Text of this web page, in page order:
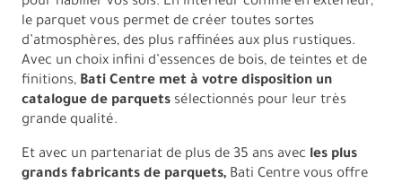
le parquet vous permet de créer toutes sortes
d’atmosphères, des plus raffinées aux plus rustiques.
Avec un choix infini d’essences de bois, de teintes et de
finitions, Bati Centre met à votre disposition un
catalogue de parquets sélectionnés pour leur très
grande qualité.
Et avec un partenariat de plus de 35 ans avec les plus
grands fabricants de parquets, Bati Centre vous offre